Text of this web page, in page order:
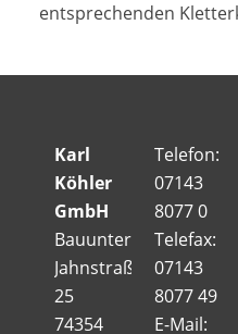
entsprechenden
Karl
Köhler
GmbH
Bauunternehmung
Jahnstraße
25
74354
Telefon:
07143
8077 0
Telefax:
07143
8077 49
E-Mail: